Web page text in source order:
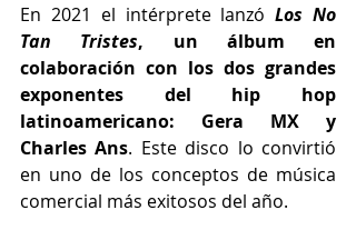
En 2021 el intérprete lanzó Los No
Tan Tristes, un álbum en
colaboración con los dos grandes
exponentes del hip hop
latinoamericano: Gera MX y
Charles Ans. Este disco lo convirtió
en uno de los conceptos de música
comercial más exitosos del año.